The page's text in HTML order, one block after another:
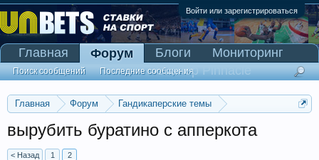
Войти или зарегистрироваться
Главная Форум
Гандикаперские темы
вырубить буратино с апперкота
< Назад 1 2
Главная Форум
Поиск сообщений Последние сообщения
Блоги
Мониторинг
Сканер Pinnacle